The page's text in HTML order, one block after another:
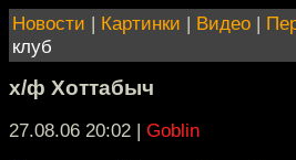
Новости | Картинки | Видео |
клуб
х/ф Хоттабыч
27.08.06 20:02 | Goblin